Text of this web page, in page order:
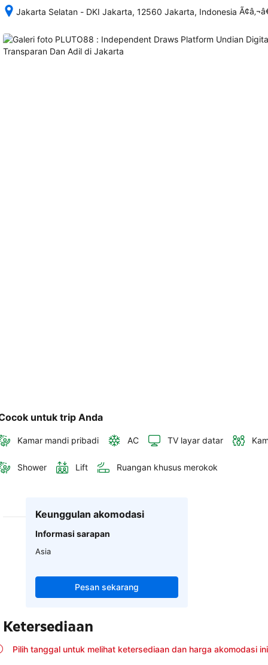
Jakarta Selatan - DKI Jakarta, 12560 Jakarta, Indonesia
memesan,
rincian
untuk trip Anda
Kamar mandi pribadi AC TV layar datar
Shower Lift Ruangan khusus merokok
Keunggulan akomodasi
Informasi sarapan
Asia
Pesan sekarang
Ketersediaan
Pilih tanggal untuk melihat ketersediaan dan harga akomodasi ini